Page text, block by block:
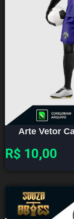
Arte Vetor
R$ 10,00